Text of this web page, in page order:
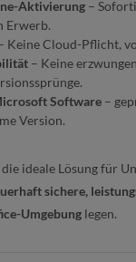
Aktivierung –
Erwerb.
Keine Cloud-Pflicht,
– Keine
Software –
Version.
ideale Lösung für
sichere,
Umgebung legen.